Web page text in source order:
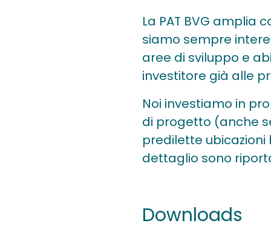
La PAT BVG
siamo sempre
aree di sviluppo e
investitore già alle
Noi investiamo in
di progetto (anche
predilette
dettaglio sono
Downloads